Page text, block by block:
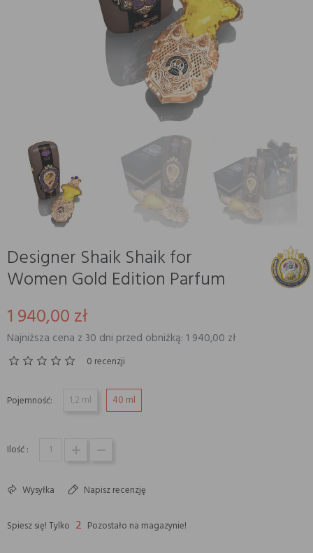
Designer Shaik Shaik for
Women Gold Edition Parfum
1 940,00 zł
Najniższa cena z 30 dni przed obniżką: 1 940,00 zł
0 recenzji
Pojemność: 1,2 ml 40 ml
Ilość :
Wysyłka Napisz recenzję
Spiesz się! Tylko 2 Pozostało na magazynie!